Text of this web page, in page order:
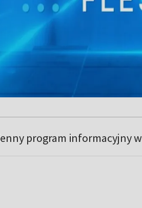
program informacyjny